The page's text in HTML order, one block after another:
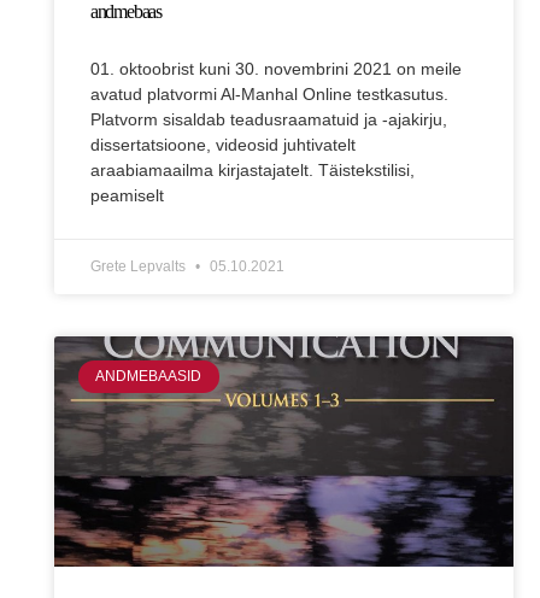
andmebaas
01. oktoobrist kuni 30. novembrini 2021 on meile
avatud platvormi Al-Manhal Online testkasutus.
Platvorm sisaldab teadusraamatuid ja -ajakirju,
dissertatsioone, videosid juhtivatelt
araabiamaailma kirjastajatelt. Täistekstilisi,
peamiselt
Grete Lepvalts 05.10.2021
ANDMEBAASID